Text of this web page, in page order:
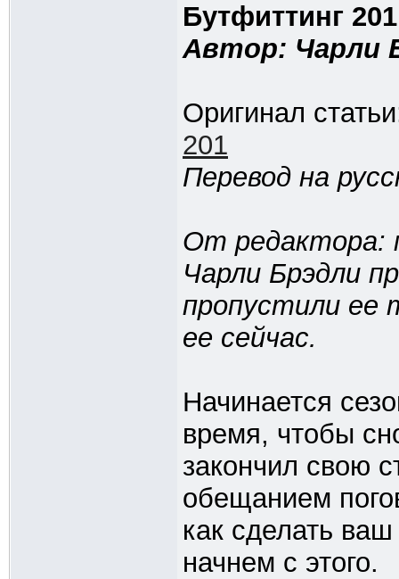
Бутфиттинг 201
Автор: Чарли
Оригинал
201
Перевод на
От редактора:
Чарли Брэдли
пропустили ее
ее сейчас.
Начинается
время, чтобы
закончил свою
обещанием
как сделать
начнем с этого.